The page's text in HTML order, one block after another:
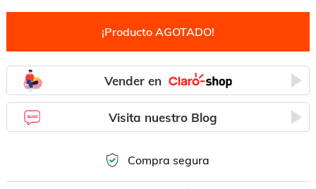
¡Producto AGOTADO!
Vender en
Visita nuestro Blog
Compra segura